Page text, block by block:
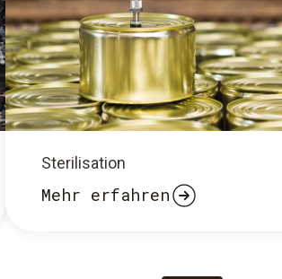
Sterilisation
Mehr erfahren